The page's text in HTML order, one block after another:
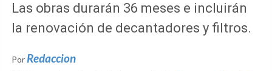
Las obras durarán 36 meses e incluirán
la renovación de decantadores y filtros.
Por Redaccion